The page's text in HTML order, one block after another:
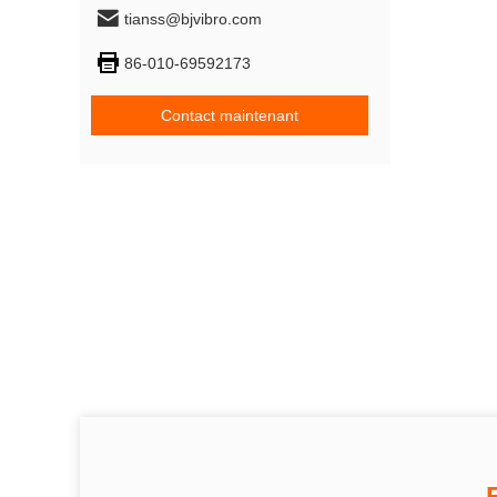
tianss@bjvibro.com
86-010-69592173
Contact maintenant